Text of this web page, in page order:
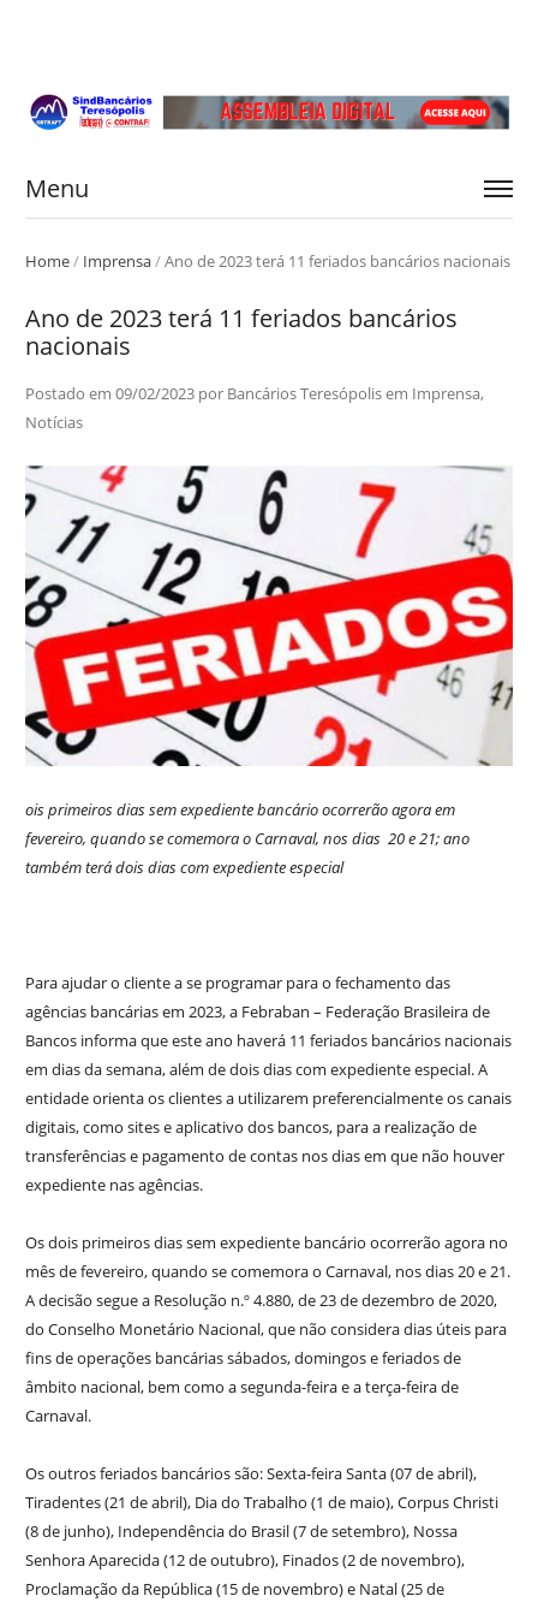
Menu
Home/ Imprensa/Ano de 2023 terá 11 feriados bancários nacionais
Ano de 2023 terá 11 feriados bancários
nacionais
Postado em 09/02/2023por Bancários Teresópolisem Imprensa,
Notícias
ois primeiros dias sem expediente bancário ocorrerão agora em
fevereiro, quando se comemora o Carnaval, nos dias 20 e 21; ano
também terá dois dias com expediente especial
Para ajudar o cliente a se programar para o fechamento das
agências bancárias em 2023, a Febraban – Federação Brasileira de
Bancos informa que este ano haverá 11 feriados bancários nacionais
em dias da semana, além de dois dias com expediente especial. A
entidade orienta os clientes a utilizarem preferencialmente os canais
digitais, como sites e aplicativo dos bancos, para a realização de
transferências e pagamento de contas nos dias em que não houver
expediente nas agências.
Os dois primeiros dias sem expediente bancário ocorrerão agora no
mês de fevereiro, quando se comemora o Carnaval, nos dias 20 e 21.
A decisão segue a Resolução n.º 4.880, de 23 de dezembro de 2020,
do Conselho Monetário Nacional, que não considera dias úteis para
fins de operações bancárias sábados, domingos e feriados de
âmbito nacional, bem como a segunda-feira e a terça-feira de
Carnaval.
Os outros feriados bancários são: Sexta-feira Santa (07 de abril),
Tiradentes (21 de abril), Dia do Trabalho (1 de maio), Corpus Christi
(8 de junho), Independência do Brasil (7 de setembro), Nossa
Senhora Aparecida (12 de outubro), Finados (2 de novembro),
Proclamação da República (15 de novembro) e Natal (25 de